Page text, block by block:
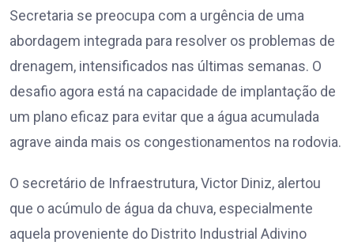
Secretaria se preocupa com a urgência de uma
abordagem integrada para resolver os problemas de
drenagem, intensificados nas últimas semanas. O
desafio agora está na capacidade de implantação de
um plano eficaz para evitar que a água acumulada
agrave ainda mais os congestionamentos na rodovia.
O secretário de Infraestrutura, Victor Diniz, alertou
que o acúmulo de água da chuva, especialmente
aquela proveniente do Distrito Industrial Adivino